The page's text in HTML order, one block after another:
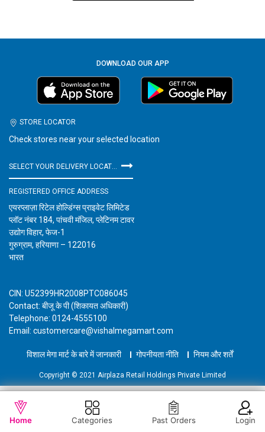
WISHLIST OUT OF STOCK
DOWNLOAD OUR APP
STORE LOCATOR
Check stores near your selected location
REGISTERED OFFICE ADDRESS
एयरप्लाज़ा रिटेल होल्डिंग्स प्राइवेट लिमिटेड
प्लॉट नंबर 184, पांचवी मंजिल, प्लेटिनम टावर
उद्योग विहार, फेज-1
गुरुग्राम, हरियाणा – 122016
भारत
CIN: U52399HR2008PTC086045
Contact: बीजू के पी (शिकायत अधिकारी)
Telephone: 0124-4555100
Email: customercare@vishalmegamart.com
विशाल मेगा मार्ट के बारे में जानकारी गोपनीयता नीति नियम और शर्तें
Copyright © 2021 Airplaza Retail Holdings Private Limited
Home Categories Past Orders Login